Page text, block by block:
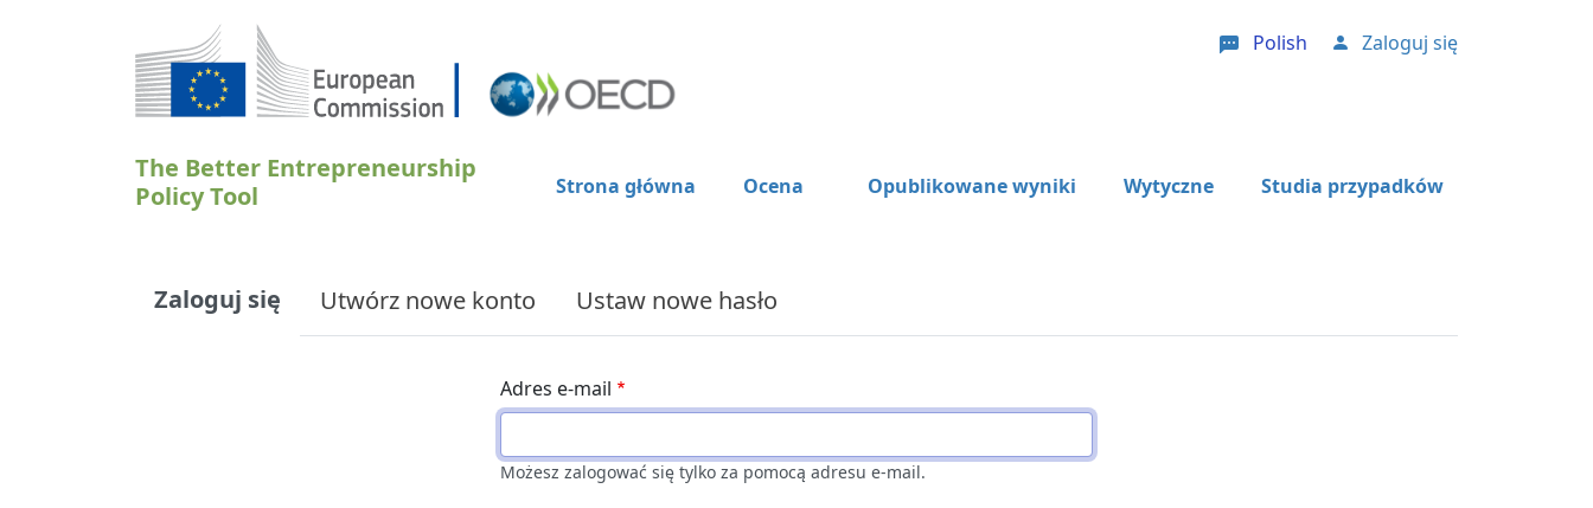
Polish User account menu
Zaloguj się
The Better Entrepreneurship
Policy Tool
Strona główna Ocena Opublikowane wyniki Wytyczne Studia przypadków
Primary tabs
Zaloguj się Utwórz nowe konto Ustaw nowe hasło
Adres e-mail
Możesz zalogować się tylko za pomocą adresu e-mail.